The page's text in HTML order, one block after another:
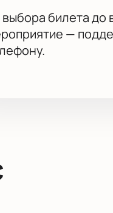
билета до
—